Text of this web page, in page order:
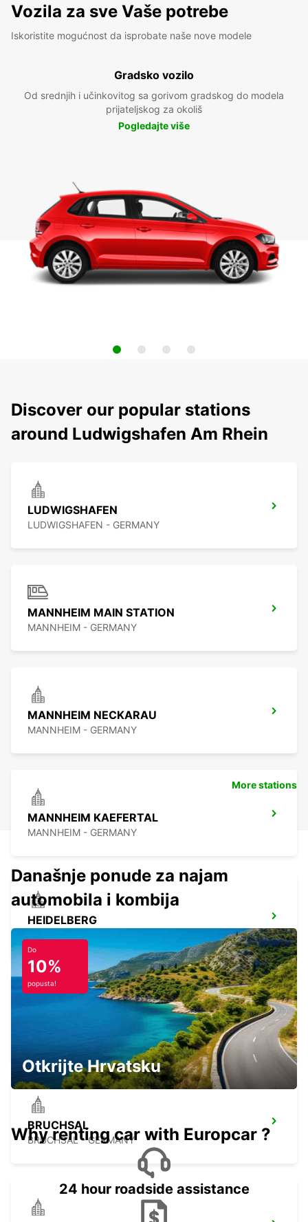
Vozila za sve Vaše potrebe
Iskoristite mogućnost da isprobate naše nove modele
Gradsko vozilo
Od srednjih i učinkovitog sa gorivom gradskog do modela
prijateljskog za okoliš
Pogledajte više
Discover our popular stations
around Ludwigshafen Am Rhein
LUDWIGSHAFEN
LUDWIGSHAFEN - GERMANY
MANNHEIM MAIN STATION
MANNHEIM - GERMANY
MANNHEIM NECKARAU
MANNHEIM - GERMANY
MANNHEIM KAEFERTAL
MANNHEIM - GERMANY
HEIDELBERG
BRUCHSAL
BRUCHSAL - GERMANY
More stations
Današnje ponude za najam
automobila i kombija
Do
10%
popusta!
Otkrijte Hrvatsku
Why renting car with Europcar ?
24 hour roadside assistance